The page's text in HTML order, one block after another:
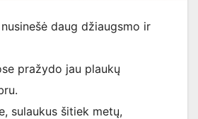
daug džiaugsmo ir
pražydo jau plaukų
sulaukus šitiek metų,